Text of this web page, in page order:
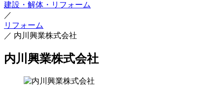
建設・解体・リフォーム
／
リフォーム
／ 内川興業株式会社
内川興業株式会社